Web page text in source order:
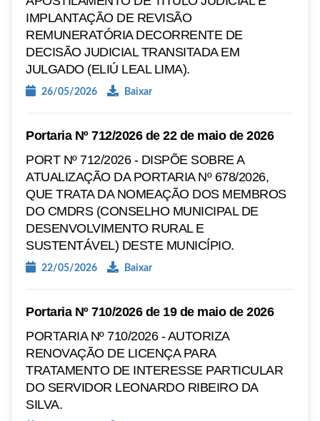
IMPLANTAÇÃO DE REVISÃO
REMUNERATÓRIA DECORRENTE DE
DECISÃO JUDICIAL TRANSITADA EM
JULGADO (ELIÚ LEAL LIMA).
26/05/2026 Baixar
Portaria Nº 712/2026 de 22 de maio de 2026
PORT Nº 712/2026 - DISPÕE SOBRE A
ATUALIZAÇÃO DA PORTARIA Nº 678/2026,
QUE TRATA DA NOMEAÇÃO DOS MEMBROS
DO CMDRS (CONSELHO MUNICIPAL DE
DESENVOLVIMENTO RURAL E
SUSTENTÁVEL) DESTE MUNICÍPIO.
22/05/2026 Baixar
Portaria Nº 710/2026 de 19 de maio de 2026
PORTARIA Nº 710/2026 - AUTORIZA
RENOVAÇÃO DE LICENÇA PARA
TRATAMENTO DE INTERESSE PARTICULAR
DO SERVIDOR LEONARDO RIBEIRO DA
SILVA.